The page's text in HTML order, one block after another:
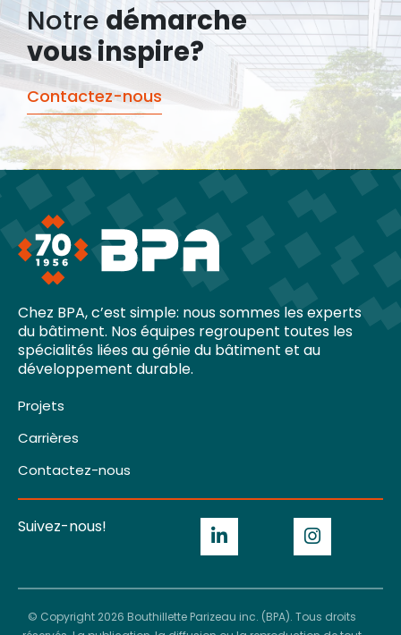
Notre démarche
vous inspire?
Contactez-nous
Chez BPA, c’est simple: nous sommes les experts
du bâtiment. Nos équipes regroupent toutes les
spécialités liées au génie du bâtiment et au
développement durable.
Projets
Carrières
Contactez-nous
Suivez-nous!
© Copyright 2026 Bouthillette Parizeau inc. (BPA). Tous droits